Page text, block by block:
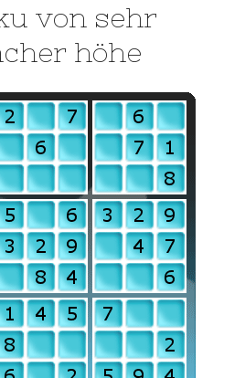
von sehr
höhe